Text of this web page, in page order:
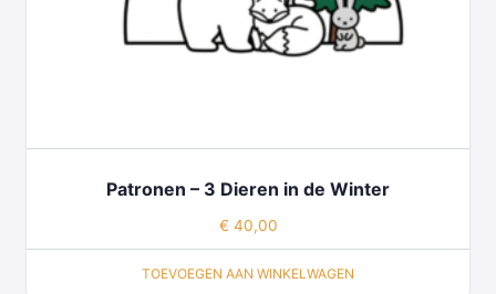
Patronen – 3 Dieren in de Winter
€ 40,00
TOEVOEGEN AAN WINKELWAGEN